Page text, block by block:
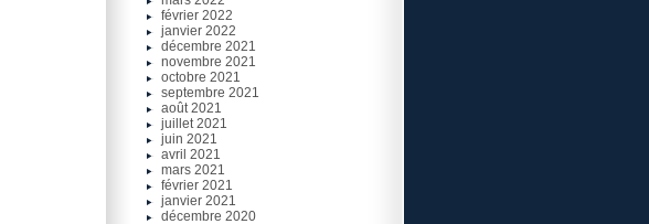
février 2022
janvier 2022
décembre 2021
novembre 2021
octobre 2021
septembre 2021
août 2021
juillet 2021
juin 2021
avril 2021
mars 2021
février 2021
janvier 2021
décembre 2020